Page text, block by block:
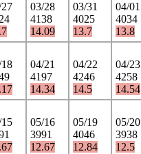
03/28
4138
14.09
03/31
4025
13.7
04/01
4034
13.8
04/21
4197
14.34
04/22
4246
14.5
04/23
4258
14.54
05/16
3991
12.67
05/19
4046
12.84
05/20
3938
12.5